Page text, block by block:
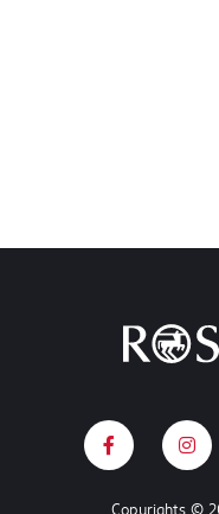
Copyrights ©